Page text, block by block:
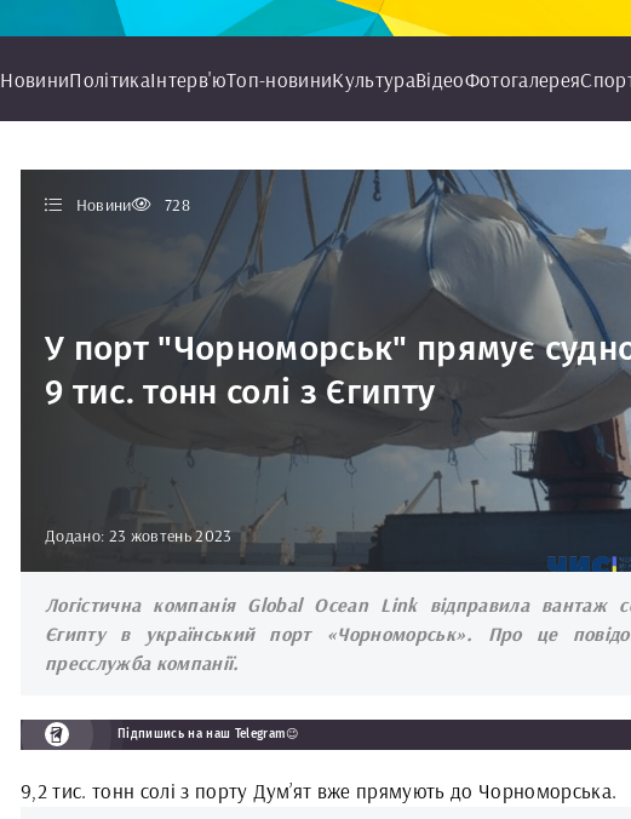
НовиниПолітикаІнтерв'юТоп-новиниКультураВідеоФотогалерея
Новини 728
У порт "Чорноморськ" прямує
9 тис. тонн солі з Єгипту
Додано: 23 жовтень 2023
Логістична компанія Global Ocean Link відправила вантаж
Єгипту в український порт «Чорноморськ». Про це
пресслужба компанії.
Підпишись на наш Telegram😉
9,2 тис. тонн солі з порту Дум’ят вже прямують до Чорноморська.